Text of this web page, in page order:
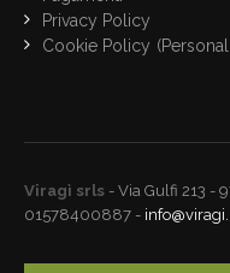
Privacy Policy
Cookie Policy
Viragì srls - Via Gulfi 213 -
01578400887 -